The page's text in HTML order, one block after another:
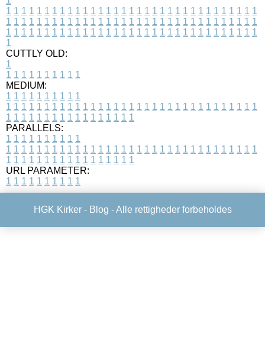
1 1 1 1 1 1 1 1 1 1 1 1 1 1 1 1 1 1 1 1 1 1 1 1 1 1 1 1 1 1 1 1 1
1 1 1 1 1 1 1 1 1 1 1 1 1 1 1 1 1 1 1 1 1 1 1 1 1 1 1 1 1 1 1 1 1
1 1 1 1 1 1 1 1 1 1 1 1 1 1 1 1 1 1 1 1 1 1 1 1 1 1 1 1 1 1 1 1 1
1
CUTTLY OLD:
1
1 1 1 1 1 1 1 1 1 1
MEDIUM:
1 1 1 1 1 1 1 1 1 1
1 1 1 1 1 1 1 1 1 1 1 1 1 1 1 1 1 1 1 1 1 1 1 1 1 1 1 1 1 1 1 1 1
1 1 1 1 1 1 1 1 1 1 1 1 1 1 1 1 1
PARALLELS:
1 1 1 1 1 1 1 1 1 1
1 1 1 1 1 1 1 1 1 1 1 1 1 1 1 1 1 1 1 1 1 1 1 1 1 1 1 1 1 1 1 1 1
1 1 1 1 1 1 1 1 1 1 1 1 1 1 1 1 1
URL PARAMETER:
1 1 1 1 1 1 1 1 1 1
HGK Kirker - Blog - Alle rettigheder forbeholdes